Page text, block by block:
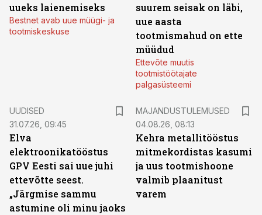
uueks laienemiseks
Bestnet avab uue müügi- ja
tootmiskeskuse
suurem seisak on läbi,
uue aasta
tootmismahud on ette
müüdud
Ettevõte muutis
tootmistöötajate
palgasüsteemi
UUDISED
31.07.26, 09:45
Elva
elektroonikatööstus
GPV Eesti sai uue juhi
ettevõtte seest.
„Järgmise sammu
astumine oli minu jaoks
MAJANDUSTULEMUSED
04.08.26, 08:13
Kehra metallitööstus
mitmekordistas kasumi
ja uus tootmishoone
valmib plaanitust
varem